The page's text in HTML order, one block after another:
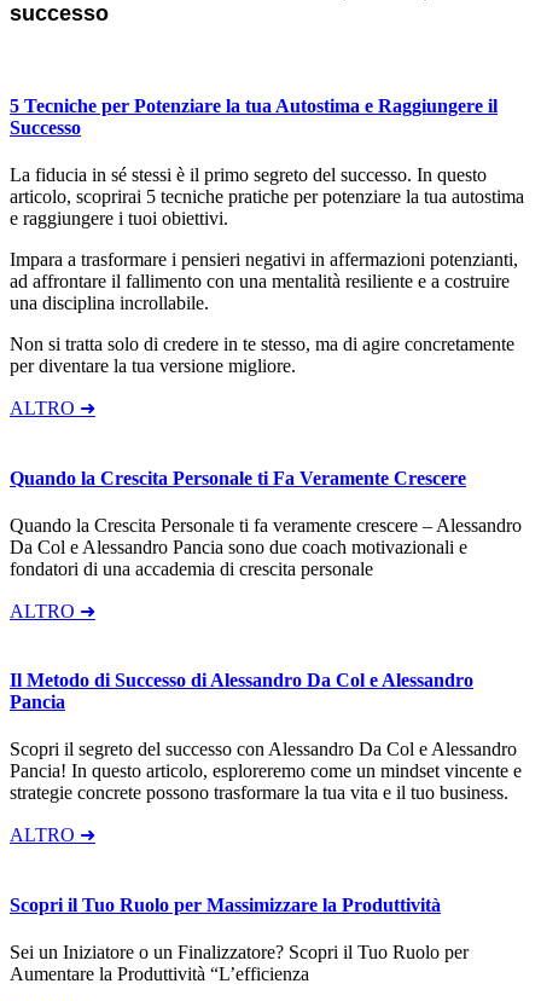
successo
5 Tecniche per Potenziare la tua Autostima e Raggiungere il
Successo
La fiducia in sé stessi è il primo segreto del successo. In questo
articolo, scoprirai 5 tecniche pratiche per potenziare la tua autostima
e raggiungere i tuoi obiettivi.
Impara a trasformare i pensieri negativi in affermazioni potenzianti,
ad affrontare il fallimento con una mentalità resiliente e a costruire
una disciplina incrollabile.
Non si tratta solo di credere in te stesso, ma di agire concretamente
per diventare la tua versione migliore.
ALTRO ➜
Quando la Crescita Personale ti Fa Veramente Crescere
Quando la Crescita Personale ti fa veramente crescere – Alessandro
Da Col e Alessandro Pancia sono due coach motivazionali e
fondatori di una accademia di crescita personale
ALTRO ➜
Il Metodo di Successo di Alessandro Da Col e Alessandro
Pancia
Scopri il segreto del successo con Alessandro Da Col e Alessandro
Pancia! In questo articolo, esploreremo come un mindset vincente e
strategie concrete possono trasformare la tua vita e il tuo business.
ALTRO ➜
Scopri il Tuo Ruolo per Massimizzare la Produttività
Sei un Iniziatore o un Finalizzatore? Scopri il Tuo Ruolo per
Aumentare la Produttività “L’efficienza